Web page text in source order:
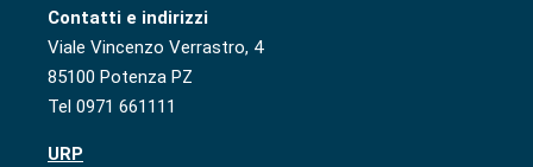
Contatti e indirizzi
Viale Vincenzo Verrastro, 4
85100 Potenza PZ
Tel 0971 661111
URP